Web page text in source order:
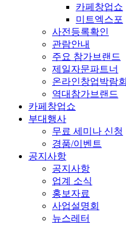
카페창업쇼
미트엑스포
사전등록확인
관람안내
주요 참가브랜드
제일자문파트너
온라인창업박람회
역대참가브랜드
카페창업쇼
부대행사
무료 세미나 신청
경품/이벤트
공지사항
공지사항
업계 소식
홍보자료
사업설명회
뉴스레터